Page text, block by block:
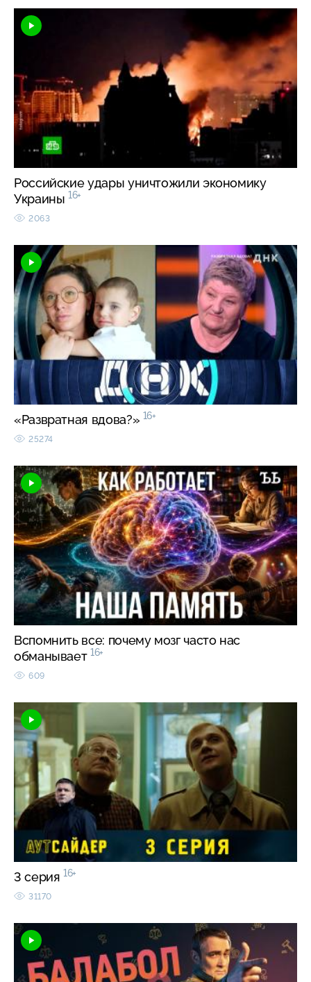
Российские удары уничтожили экономику
Украины 16+
2063
«Развратная вдова?» 16+
25274
Вспомнить все: почему мозг часто нас
обманывает 16+
609
3 серия 16+
31170